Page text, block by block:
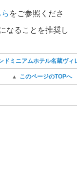
をご参照くださ
なることを推奨し
ドミニアムホテル名蔵ヴィ
▲ このページのTOPへ